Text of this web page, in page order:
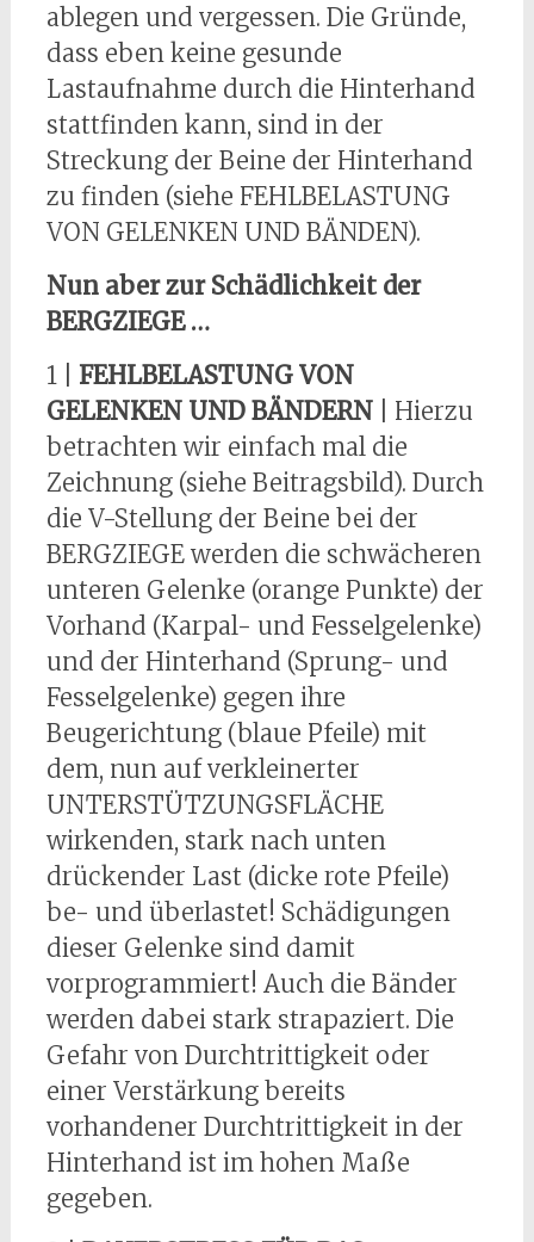
ablegen und vergessen. Die Gründe,
dass eben keine gesunde
Lastaufnahme durch die Hinterhand
stattfinden kann, sind in der
Streckung der Beine der Hinterhand
zu finden (siehe FEHLBELASTUNG
VON GELENKEN UND BÄNDEN).
Nun aber zur Schädlichkeit der
BERGZIEGE …
1 | FEHLBELASTUNG VON
GELENKEN UND BÄNDERN| Hierzu
betrachten wir einfach mal die
Zeichnung (siehe Beitragsbild). Durch
die V-Stellung der Beine bei der
BERGZIEGE werden die schwächeren
unteren Gelenke (orange Punkte) der
Vorhand (Karpal- und Fesselgelenke)
und der Hinterhand (Sprung- und
Fesselgelenke) gegen ihre
Beugerichtung (blaue Pfeile) mit
dem, nun auf verkleinerter
UNTERSTÜTZUNGSFLÄCHE
wirkenden, stark nach unten
drückender Last (dicke rote Pfeile)
be- und überlastet! Schädigungen
dieser Gelenke sind damit
vorprogrammiert! Auch die Bänder
werden dabei stark strapaziert. Die
Gefahr von Durchtrittigkeit oder
einer Verstärkung bereits
vorhandener Durchtrittigkeit in der
Hinterhand ist im hohen Maße
gegeben.